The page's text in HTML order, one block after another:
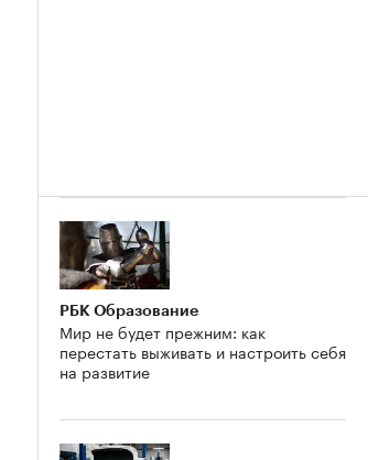
РБК Образование
Мир не будет прежним: как
перестать выживать и настроить себя
на развитие